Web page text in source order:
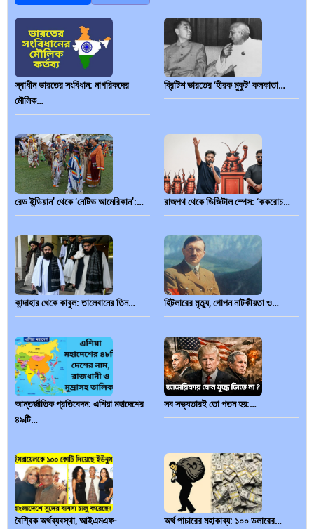
স্বাধীন ভারতের সংবিধান: নাগরিকদের
মৌলিক…
ব্রিটিশ ভারতের ‘হীরক মুকুট’ কলকাতা…
রেড ইন্ডিয়ান’ থেকে ‘নেটিভ আমেরিকান’:… রাজপথ থেকে ডিজিটাল স্পেস: ‘ককরোচ…
কান্দাহার থেকে কাবুল: তালেবানের তিন… হিটলারের মৃত্যু, গোপন নাটকীয়তা ও…
আন্তর্জাতিক প্রতিবেদন: এশিয়া মহাদেশের
৪৯টি…
সব সভ্যতারই তো পতন হয়:…
বৈশ্বিক অর্থব্যবস্থা, আইএমএফ-
অর্থ পাচারের মহাকাব্য: ১০০ ডলারের…